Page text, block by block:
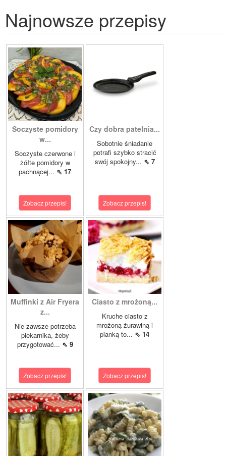
Najnowsze przepisy
Soczyste pomidory
w...
Soczyste czerwone i
żółte pomidory w
pachnącej... ⇖ 17
Zobacz przepis!
Czy dobra patelnia...
Sobotnie śniadanie
potrafi szybko stracić
swój spokojny... ⇖ 7
Zobacz przepis!
Muffinki z Air Fryera
z...
Nie zawsze potrzeba
piekarnika, żeby
przygotować... ⇖ 9
Zobacz przepis!
Ciasto z mrożoną...
Kruche ciasto z
mrożoną żurawiną i
pianką to... ⇖ 14
Zobacz przepis!